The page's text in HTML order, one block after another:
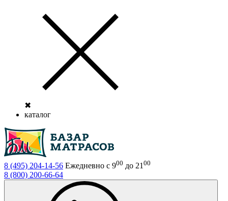
✖
каталог
8 (495) 204-14-56 Ежедневно с 900 до 21 00
8 (800) 200-66-64